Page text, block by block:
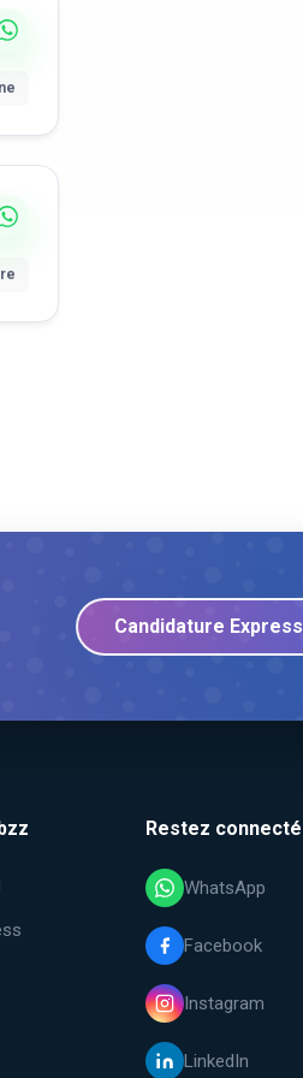
Candidature Express
Restez connecté
WhatsApp
Facebook
Instagram
LinkedIn